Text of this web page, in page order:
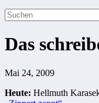
Das
Mai 24, 2009
Heute: Hellmuth